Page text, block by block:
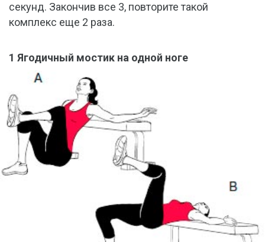
секунд. Закончив все 3, повторите такой
комплекс еще 2 раза.
1 Ягодичный мостик на одной ноге